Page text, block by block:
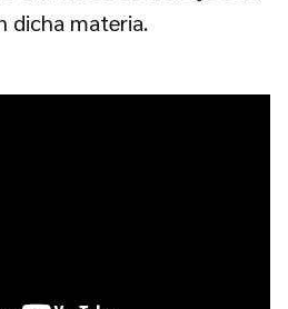
dicha materia.